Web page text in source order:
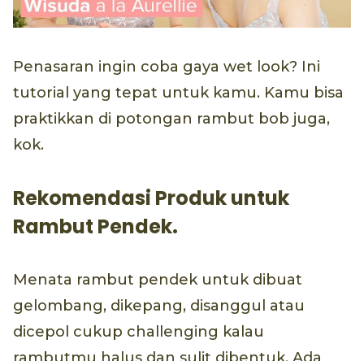
Penasaran ingin coba gaya wet look? Ini
tutorial yang tepat untuk kamu. Kamu bisa
praktikkan di potongan rambut bob juga,
kok.
Rekomendasi Produk untuk
Rambut Pendek.
Menata rambut pendek untuk dibuat
gelombang, dikepang, disanggul atau
dicepol cukup challenging kalau